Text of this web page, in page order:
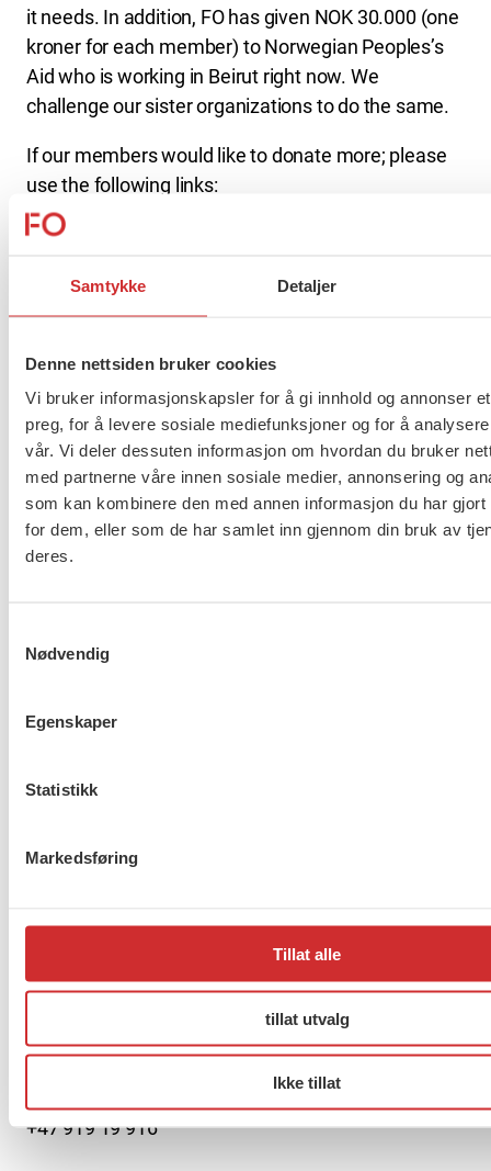
Samtykke Detaljer
Denne nettsiden bruker cookies
Vi bruker informasjonskapsler for å gi innhold og annonser
preg, for å levere sosiale mediefunksjoner og for å
vår. Vi deler dessuten informasjon om hvordan du bruker
med partnerne våre innen sosiale medier, annonsering og
som kan kombinere den med annen informasjon du har gjort
for dem, eller som de har samlet inn gjennom din bruk av
deres.
Nødvendig
Egenskaper
Statistikk
Markedsføring
Tillat alle
tillat utvalg
Ikke tillat
it needs. In addition, FO has given NOK 30.000 (one
kroner for each member) to Norwegian Peoples’s
Aid who is working in Beirut right now. We
challenge our sister organizations to do the same.
If our members would like to donate more; please
use the following links:
Røde kors
Flere saker
Taushetsplikt og personvern
Mariboes gate 13
0506 OSLO
+47 919 19 916